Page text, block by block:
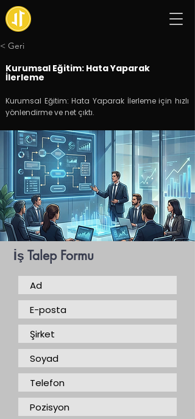
< Geri
Kurumsal Eğitim: Hata Yaparak
İlerleme
Kurumsal Eğitim: Hata Yaparak İlerleme için hızlı
yönlendirme ve net çıktı.
İş Talep Formu